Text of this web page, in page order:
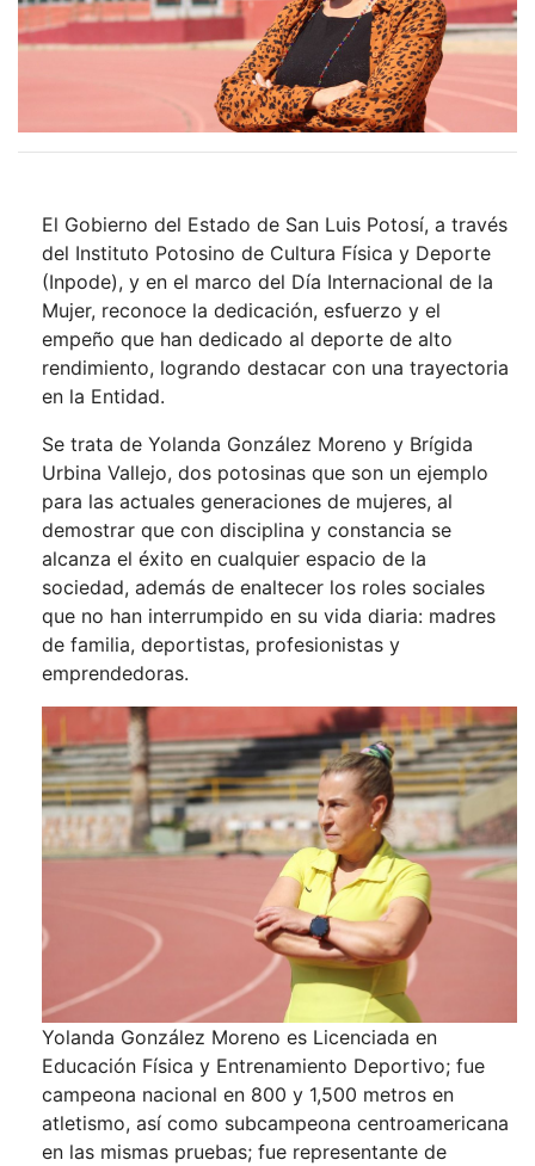
El Gobierno del Estado de San Luis Potosí, a través
del Instituto Potosino de Cultura Física y Deporte
(Inpode), y en el marco del Día Internacional de la
Mujer, reconoce la dedicación, esfuerzo y el
empeño que han dedicado al deporte de alto
rendimiento, logrando destacar con una trayectoria
en la Entidad.
Se trata de Yolanda González Moreno y Brígida
Urbina Vallejo, dos potosinas que son un ejemplo
para las actuales generaciones de mujeres, al
demostrar que con disciplina y constancia se
alcanza el éxito en cualquier espacio de la
sociedad, además de enaltecer los roles sociales
que no han interrumpido en su vida diaria: madres
de familia, deportistas, profesionistas y
emprendedoras.
Yolanda González Moreno es Licenciada en
Educación Física y Entrenamiento Deportivo; fue
campeona nacional en 800 y 1,500 metros en
atletismo, así como subcampeona centroamericana
en las mismas pruebas; fue representante de